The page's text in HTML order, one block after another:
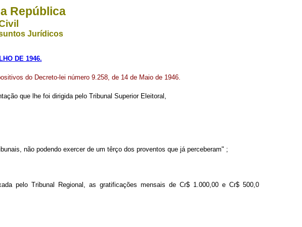
República
Jurídicos
DE 1946.
do Decreto-lei número 9.258, de 14 de Maio de 1946.
que lhe foi dirigida pelo Tribunal Superior Eleitoral,
não podendo exercer de um têrço dos proventos que já perceberam" ;
pelo Tribunal Regional, as gratificações mensais de Cr$ 1.000,00 e Cr$ 500,0